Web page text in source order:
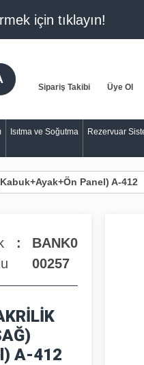
için tıklayın!
Sipariş Takibi Üye Ol
Isıtma ve Soğutma Rezervuar
Panel) A-412
BANK0
00257
A-412